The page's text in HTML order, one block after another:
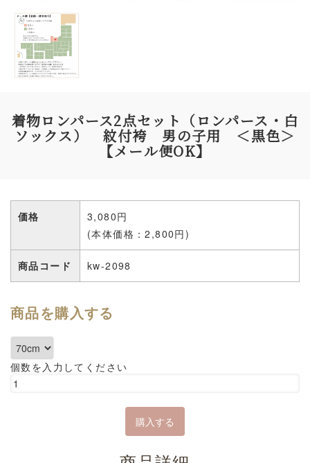
着物ロンパース2点セット（ロンパース・白
ソックス） 紋付袴 男の子用 ＜黒色＞
【メール便OK】
価格
3,080円
(本体価格：2,800円)
商品コード kw-2098
商品を購入する
個数を入力してください